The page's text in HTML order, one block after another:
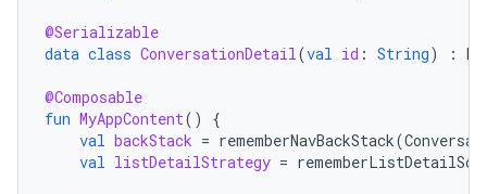
@Serializable
data class ConversationDetail(val id : String) :
@Composable
fun MyAppContent()
{
val backStack = rememberNavBackStack(
val listDetailStrategy =